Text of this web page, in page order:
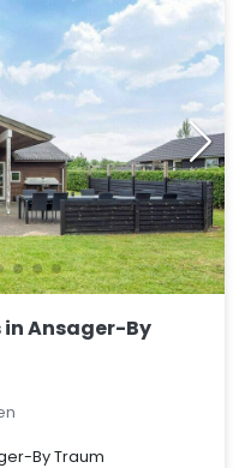
in Ansager-By
By Traum